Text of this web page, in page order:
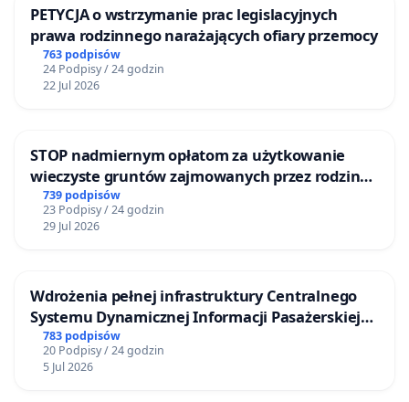
PETYCJA o wstrzymanie prac legislacyjnych
prawa rodzinnego narażających ofiary przemocy
763 podpisów
24 Podpisy / 24 godzin
22 Jul 2026
STOP nadmiernym opłatom za użytkowanie
wieczyste gruntów zajmowanych przez rodzinne
ogrody działkowe.
739 podpisów
23 Podpisy / 24 godzin
29 Jul 2026
Wdrożenia pełnej infrastruktury Centralnego
Systemu Dynamicznej Informacji Pasażerskiej
(CSDiP) na stacji kolejowej w Łomży
783 podpisów
20 Podpisy / 24 godzin
5 Jul 2026